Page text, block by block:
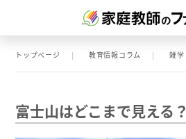
トップページ 教育情報コラム 雑学
富士山はどこまで見える？